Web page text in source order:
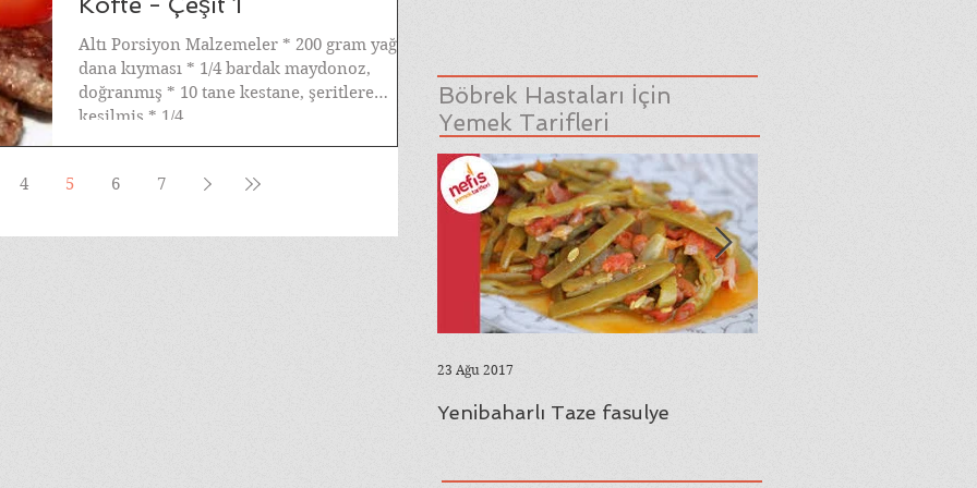
Böbrek Hastaları İçin
Yemek Tarifleri
Yenibaharlı Taze fasulye
23 Ağu 2017
Altı Porsiyon Malzemeler * 200 gram yağsız
dana kıyması * 1/4 bardak maydonoz,
doğranmış * 10 tane kestane, şeritlere
kesilmiş * 1/4...
4 5 6 7